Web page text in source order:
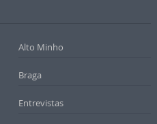
Alto Minho
Braga
Entrevistas